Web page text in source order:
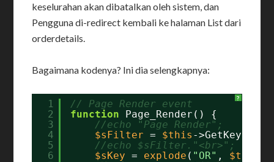
keselurahan akan dibatalkan oleh sistem, dan
Pengguna di-redirect kembali ke halaman List dari
orderdetails.
Bagaimana kodenya? Ini dia selengkapnya:
?
1
2
3
4
5
6
// Page Render event
function
Page_Render() {
//echo "Page Render";
$sFilter = $this -
//echo $sFilter."<br>";
$sKey = explode ( "OR" , $this